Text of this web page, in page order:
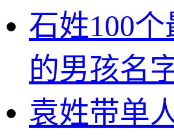
石姓100
的男孩名
袁姓带单